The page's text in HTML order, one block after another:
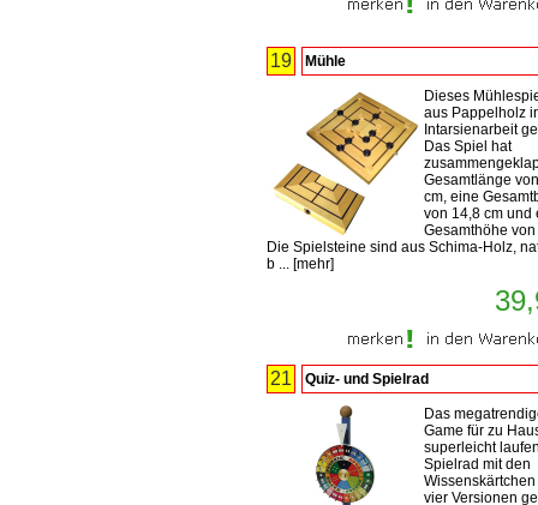
19 Mühle
Dieses
aus Pappelholz
Intarsienarbeit
Das Spiel hat
Gesamtlänge
cm, eine
von 14,8 cm und
Gesamthöhe von
Die Spielsteine sind aus Schima-Holz,
b ... [mehr]
21 Quiz- und Spielrad
Das
Game für zu
superleicht
Spielrad mit den
vier Versionen